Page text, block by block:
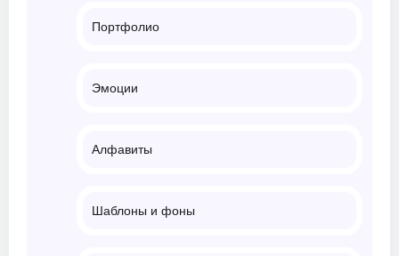
Портфолио
Эмоции
Алфавиты
Шаблоны и фоны